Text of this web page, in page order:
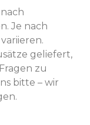
Je nach
geliefert,
zu
bitte – wir